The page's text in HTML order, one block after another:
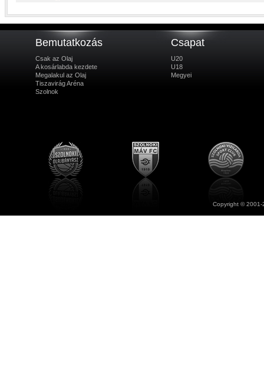
Bemutatkozás
Csak az Olaj
A kosárlabda kezdete
Megalakul az Olaj
Tiszavirág Aréna
Szolnok
Csapat
U20
U18
Megyei
Copyright ©